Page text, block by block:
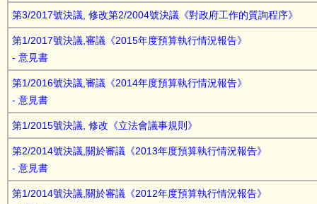
第3/2017號決議, 修改第2/2004號決議《對政府工作的質詢程序》
第1/2017號決議,審議《2015年度預算執行情況報告》
意見書
第1/2016號決議,審議《2014年度預算執行情況報告》
意見書
第1/2015號決議, 修改《立法會議事規則》
第2/2014號決議,關於審議《2013年度預算執行情況報告》
意見書
第1/2014號決議,關於審議《2012年度預算執行情況報告》